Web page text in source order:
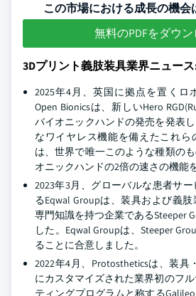
この市場における成長の機会
無料のPDFをダウ
3Dプリント義肢装具業界ニュー
2025年4月、英国に拠点を置くロ
Open Bionicsは、新しいHero
バイオニックハンドの発売を発表
なワイヤレス機能を備えたこれら
は、世界で唯一このような種類の
オニックハンドの2倍の速さの機能
2023年3月、グローバルな患者サ
るEqwal Groupは、装具および義
専門知識を持つ企業であるSteeper
した。Eqwal Groupは、Steeper
ることに合意しました。
2022年4月、Protostheticsは、装具
にカスタマイズされた業界初のフ
ティングプログラムと称する